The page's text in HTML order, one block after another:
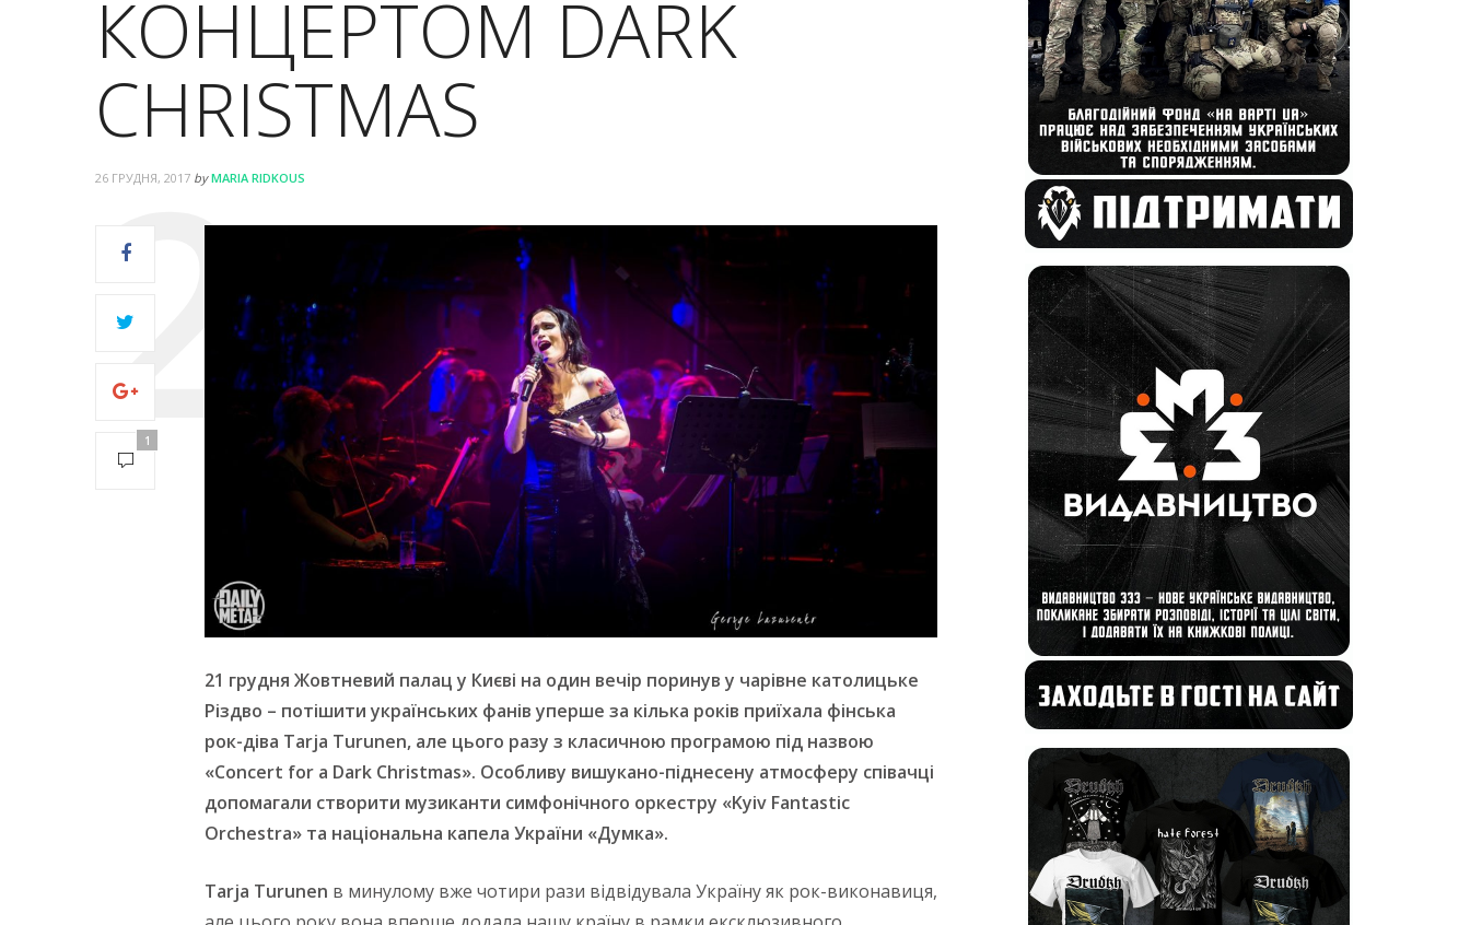
КОНЦЕРТОМ DARK
CHRISTMAS
26 ГРУДНЯ, 2017 by MARIA RIDKOUS
1
21 грудня Жовтневий палац у Києві на один вечір поринув у чарівне католицьке
Різдво – потішити українських фанів уперше за кілька років приїхала фінська
рок-діва Tarja Turunen, але цього разу з класичною програмою під назвою
«Concert for a Dark Christmas». Особливу вишукано-піднесену атмосферу співачці
допомагали створити музиканти симфонічного оркестру «Kyiv Fantastic
Orchestra» та національна капела України «Думка».
Tarja Turunen в минулому вже чотири рази відвідувала Україну як рок-виконавиця,